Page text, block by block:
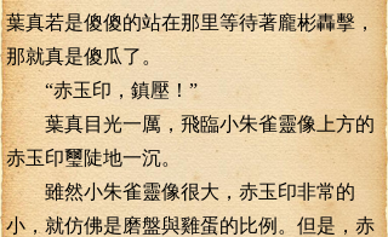
葉真若是傻傻的站在那里等待著龐彬轟擊，
那就真是傻瓜了。
“赤玉印，鎮壓！”
葉真目光一厲，飛臨小朱雀靈像上方的
赤玉印璽陡地一沉。
雖然小朱雀靈像很大，赤玉印非常的
小，就仿佛是磨盤與雞蛋的比例。但是，赤